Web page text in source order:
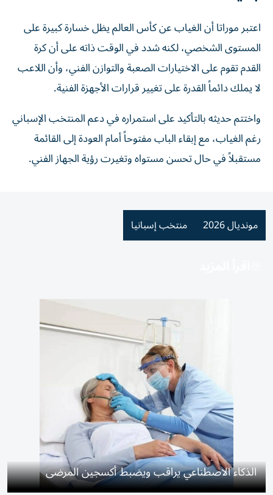
اعتبر موراتا أن الغياب عن كأس العالم يظل خسارة كبيرة على
المستوى الشخصي، لكنه شدد في الوقت ذاته على أن كرة
القدم تقوم على الاختيارات الصعبة والتوازن الفني، وأن اللاعب
لا يملك دائماً القدرة على تغيير قرارات الأجهزة الفنية.
واختتم حديثه بالتأكيد على استمراره في دعم المنتخب الإسباني
رغم الغياب، مع إبقاء الباب مفتوحاً أمام العودة إلى القائمة
مستقبلاً في حال تحسن مستواه وتغيرت رؤية الجهاز الفني.
مونديال 2026 منتخب إسبانيا
الذكاء الاصطناعي يراقب ويضبط أكسجين المرضى